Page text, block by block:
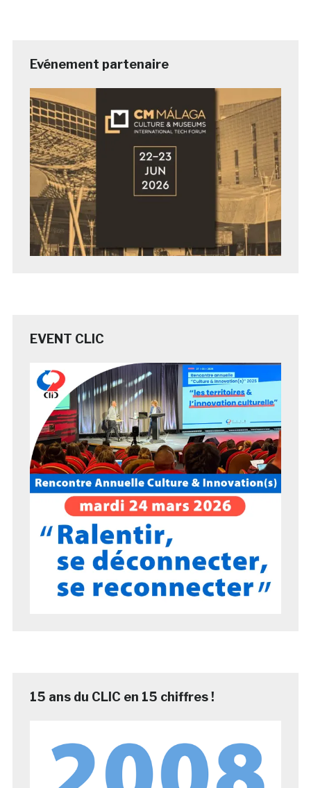
Evénement partenaire
EVENT CLIC
15 ans du CLIC en 15 chiffres !